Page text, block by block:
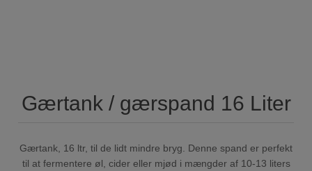
Gærtank / gærspand 16 Liter
Gærtank, 16 ltr, til de lidt mindre bryg. Denne spand er perfekt
til at fermentere øl, cider eller mjød i mængder af 10-13 liters